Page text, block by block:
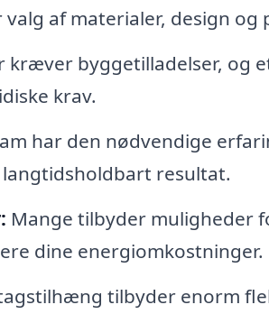
af materialer, design og
kræver byggetilladelser, og
krav.
har den nødvendige
resultat.
Mange tilbyder muligheder
dine energiomkostninger.
tilbyder enorm